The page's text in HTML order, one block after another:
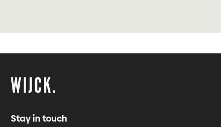
Stay in touch